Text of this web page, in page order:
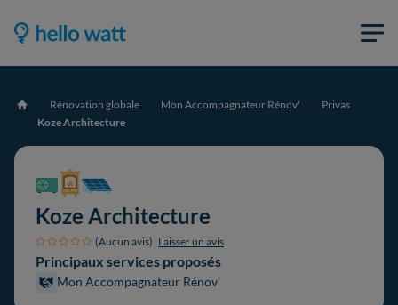
Accueil Rénovation globale Mon Accompagnateur Rénov'
Privas
Koze Architecture
Koze Architecture
(Aucun avis) Laisser un avis
Principaux services proposés
Mon Accompagnateur Rénov'